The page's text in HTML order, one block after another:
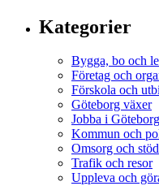
Kategorier
Bygga, bo och
Företag och
Förskola och
Göteborg växer
Jobba i
Kommun och
Omsorg och stöd
Trafik och resor
Uppleva och